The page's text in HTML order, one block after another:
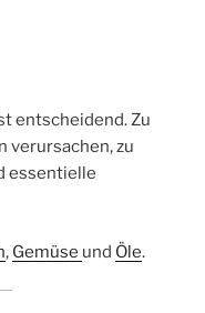
entscheidend. Zu
verursachen, zu
essentielle
, Gemüse und Öle.